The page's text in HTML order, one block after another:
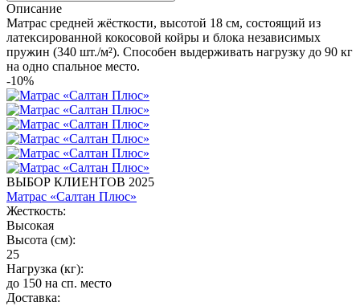
Описание
Матрас средней жёсткости, высотой 18 см, состоящий из
латексированной кокосовой койры и блока независимых
пружин (340 шт./м²). Способен выдерживать нагрузку до 90 кг
на одно спальное место.
-10%
ВЫБОР КЛИЕНТОВ 2025
Матрас «Салтан Плюс»
Жесткость:
Высокая
Высота (см):
25
Нагрузка (кг):
до 150 на сп. место
Доставка: